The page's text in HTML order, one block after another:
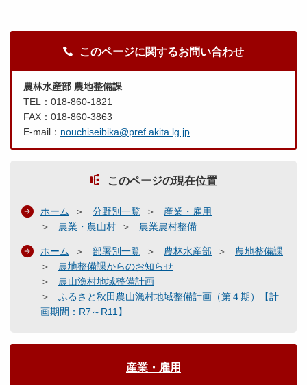
このページに関するお問い合わせ
農林水産部 農地整備課
TEL：018-860-1821
FAX：018-860-3863
E-mail： nouchiseibika@pref.akita.lg.jp
このページの現在位置
ホーム 分野別一覧
産業・雇用
農業・農山村
農業農村整備
ホーム 部署別一覧 農林水産部
農地整備課
農地整備課からのお知らせ
農山漁村地域整備計画
ふるさと秋田農山漁村地域整備計画（第４期）【計
画期間：R7～R11】
産業・雇用